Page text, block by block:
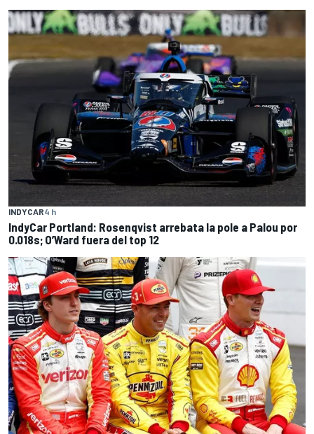
INDYCAR4 h
IndyCar Portland: Rosenqvist arrebata la pole a Palou por
0.018s; O’Ward fuera del top 12